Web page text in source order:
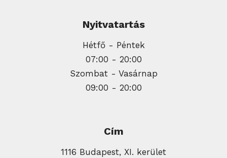
Nyitvatartás
Hétfő - Péntek
07:00 - 20:00
Szombat - Vasárnap
09:00 - 20:00
Cím
1116 Budapest, XI. kerület